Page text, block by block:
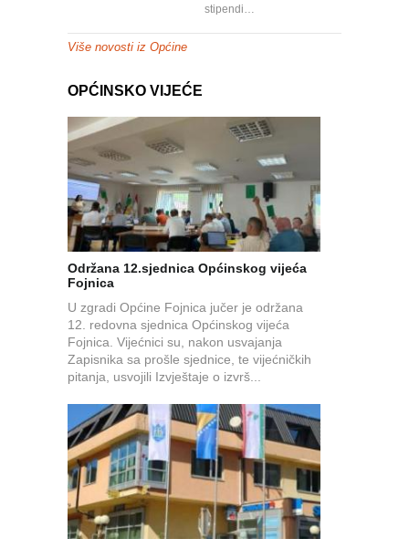
stipendi…
Više novosti iz Općine
OPĆINSKO VIJEĆE
Održana 12.sjednica Općinskog vijeća
Fojnica
U zgradi Općine Fojnica jučer je održana
12. redovna sjednica Općinskog vijeća
Fojnica. Vijećnici su, nakon usvajanja
Zapisnika sa prošle sjednice, te vijećničkih
pitanja, usvojili Izvještaje o izvrš...